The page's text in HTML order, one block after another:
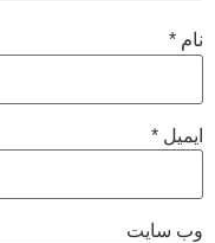
نام *
ایمیل *
وب‌ سایت